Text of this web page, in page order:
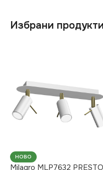
Избрани
НОВО
Milagro MLP7632